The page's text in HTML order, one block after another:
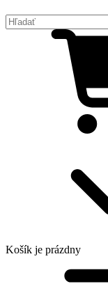
Košík je prázdny